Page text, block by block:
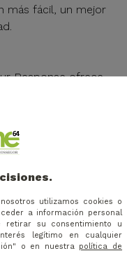
más fácil, un mejor
Response ofrece
y una sensación ultra
una cubierta 100 %
Tour Flight y
el
utilizamos cookies o
a información personal
retirar su consentimiento u
legítimo en cualquier
o en nuestra política de